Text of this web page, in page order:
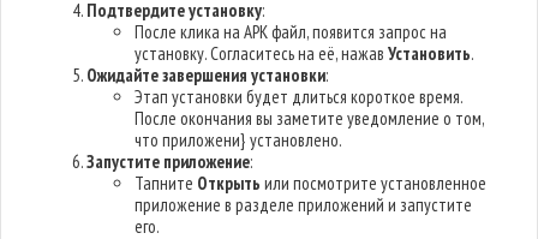
Подтвердите установку:
После клика на APK файл, появится запрос на
установку. Согласитесь на её, нажавУстановить.
Ожидайте завершения установки:
Этап установки будет длиться короткое время.
После окончания вы заметите уведомление о том,
что приложени} установлено.
Запустите приложение:
Тапните Открыть или посмотрите установленное
приложение в разделе приложений и запустите
его.